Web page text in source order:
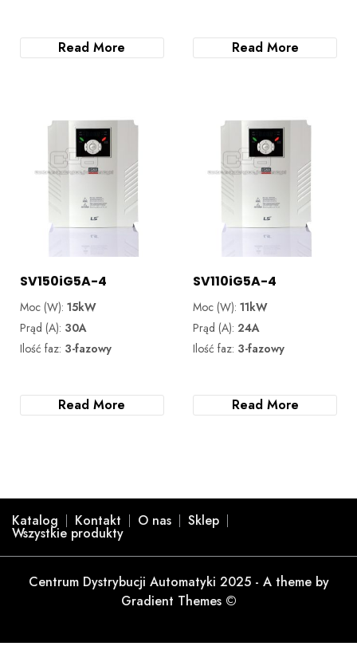
Read More Read More
SV150iG5A-4
Moc (W): 15kW
Prąd (A): 30A
Ilość faz: 3-fazowy
Read More
SV110iG5A-4
Moc (W):11kW
Prąd (A): 24A
Ilość faz: 3-fazowy
Read More
Katalog Kontakt O nas Sklep
Wszystkie produkty
Centrum Dystrybucji Automatyki 2025 - A theme by
Gradient Themes ©